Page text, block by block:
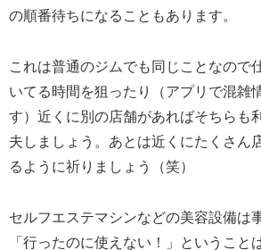
の順番待ちになることもあります。
これは普通のジムでも同じことなので
いてる時間を狙ったり（アプリで混雑
す）近くに別の店舗があればそちらも
夫しましょう。あとは近くにたくさん
るように祈りましょう（笑）
セルフエステマシンなどの美容設備は
「行ったのに使えない！」ということ